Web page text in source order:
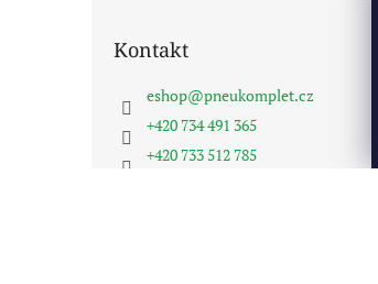
Kontakt
eshop@pneukomplet.cz
+420 734 491 365
+420 733 512 785